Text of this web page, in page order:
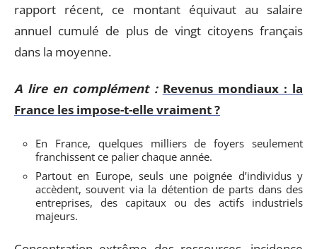
rapport récent, ce montant équivaut au salaire
annuel cumulé de plus de vingt citoyens français
dans la moyenne.
A lire en complément : Revenus mondiaux : la
France les impose-t-elle vraiment ?
En France, quelques milliers de foyers seulement
franchissent ce palier chaque année.
Partout en Europe, seuls une poignée d’individus y
accèdent, souvent via la détention de parts dans des
entreprises, des capitaux ou des actifs industriels
majeurs.